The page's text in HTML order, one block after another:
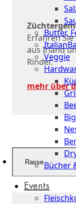
Butter,
Veggie
Bücher
Events
Erfahren
aus Irland
Rinder.
mehr über
Rasse